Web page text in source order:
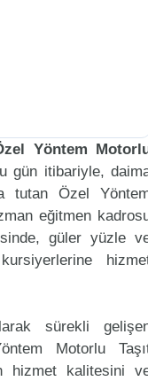
Yöntem
gün itibariyle,
tutan Özel
eğitmen
güler yüzle
sürekli
Motorlu
hizmet kalitesini